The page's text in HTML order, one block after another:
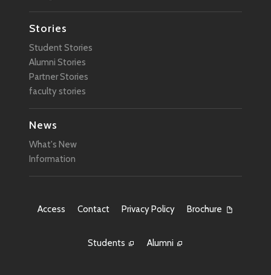
Stories
Student Stories
Alumni Stories
Partner Stories
faculty stories
News
What's New
Information
Access Contact Privacy Policy Brochure
Students Alumni